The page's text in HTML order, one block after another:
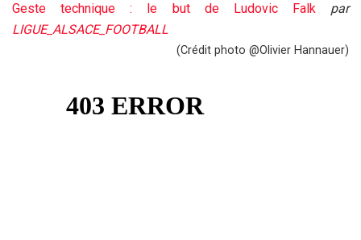
Geste technique : le but de Ludovic Falk
par
LIGUE_ALSACE_FOOTBALL
(Crédit photo @Olivier Hannauer)